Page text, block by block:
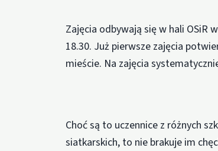
Zajęcia odbywają się w hali OSiR
18.30. Już pierwsze zajęcia
mieście. Na zajęcia
Choć są to uczennice z różnych
siatkarskich, to nie brakuje im